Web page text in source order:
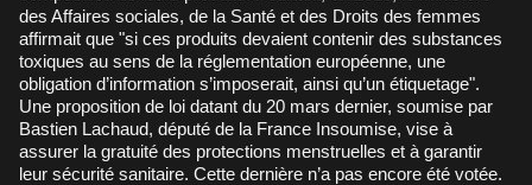
des Affaires sociales, de la Santé et des Droits des femmes
affirmait que "si ces produits devaient contenir des substances
toxiques au sens de la réglementation européenne, une
obligation d’information s’imposerait, ainsi qu’un étiquetage".
Une proposition de loi datant du 20 mars dernier, soumise par
Bastien Lachaud, député de la France Insoumise, vise à
assurer la gratuité des protections menstruelles et à garantir
leur sécurité sanitaire. Cette dernière n’a pas encore été votée.